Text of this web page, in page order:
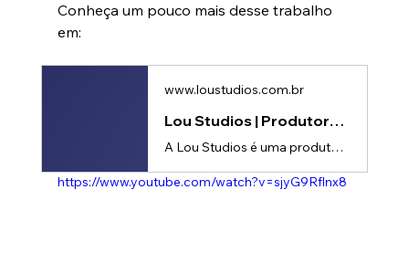
Conheça um pouco mais desse trabalho
em:
www.loustudios.com.br
Lou Studios | Produtora de vídeos
A Lou Studios é uma produtora de vídeos, especializada em motion design, animação 2D e 3D. Temos o vídeo certo para suas redes sociais!
https://www.youtube.com/watch?v=sjyG9Rflnx8